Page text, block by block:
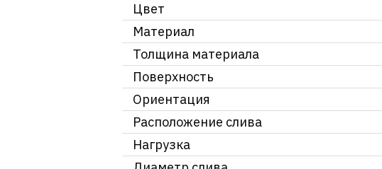
Цвет
Материал
Толщина материала
Поверхность
Ориентация
Расположение слива
Нагрузка